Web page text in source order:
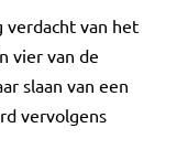
verdacht van het
vier van de
slaan van een
vervolgens